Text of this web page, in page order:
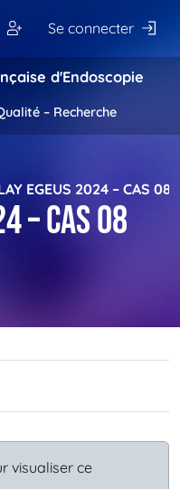
Se connecter
d'Endoscopie
– Recherche
EGEUS 2024 – CAS 08
– Cas 08
visualiser ce